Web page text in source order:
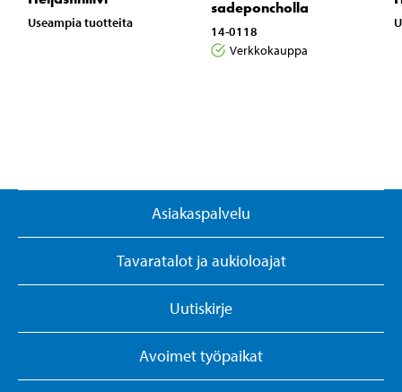
Useampia tuotteita
sadeponcholla
14-0118
Verkkokauppa
Asiakaspalvelu
Tavaratalot ja aukioloajat
Uutiskirje
Avoimet työpaikat